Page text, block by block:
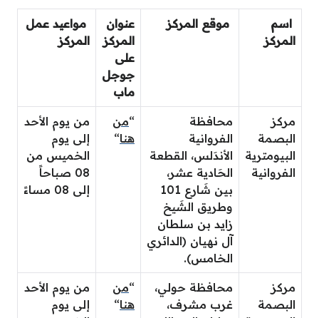
اسم
المركز
موقع المركز
عنوان
المركز
على
جوجل
ماب
مواعيد عمل
المركز
مركز
البصمة
البيومترية
الفروانية
محافظة
الفروانية
الأندَلس، القطعة
الحَادية عشر،
بين شَارع 101
وطريق الشَيخ
زايد بن سلطان
آل نهيان (الدائري
الخامس).
“من
هنا“
من يوم الأحد
إلى يوم
الخميس من
08 صباحاً
إلى 08 مساءً
مركز
البصمة
محافظة حولي،
غرب مشرف،
“من
هنا“
من يوم الأحد
إلى يوم